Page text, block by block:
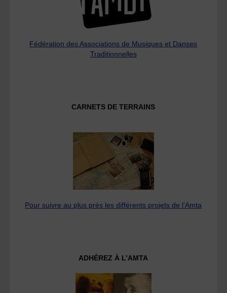
Fédération des Associations de Musiques et Danses
Traditionnelles
CARNETS DE TERRAINS
Pour suivre au plus près les différents projets de l’Amta
ADHÉREZ À L’AMTA